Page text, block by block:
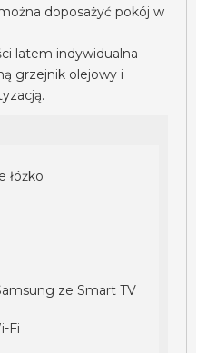
doposażyć pokój w
latem indywidualna
grzejnik olejowy i
łóżko
ze Smart TV
Fi